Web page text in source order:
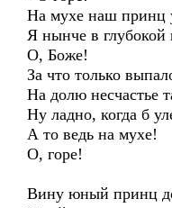
На мухе наш принц
Я нынче в глубокой
О, Боже!
За что только
На долю несчастье
Ну ладно, когда б
А то ведь на мухе!
О, горе!
Вину юный принц